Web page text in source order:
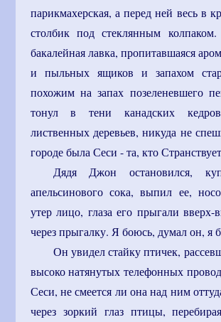
парикмахерская, а перед ней весь в
столбик под стеклянным
бакалейная лавка, пропитавшаяся
и пыльных ящиков и запахом
похожим на запах позеленевшего
тонул в тени канадских
лиственных деревьев, никуда не
городе была Сеси - та, кто
Дядя Джон остановился,
апельсинового сока, выпил ее,
утер лицо, глаза его прыгали вверх-
через прыгалку. Я боюсь, думал он, я
Он увидел стайку птичек,
высоко натянутых телефонных
Сеси, не смеется ли она над ним
через зоркий глаз птицы,